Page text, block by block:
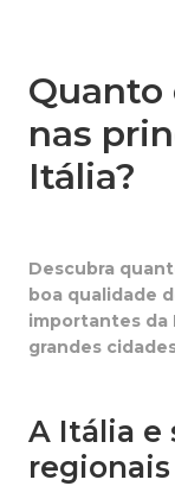
Quanto
nas
Itália?
Descubra
boa qualidade
importantes da
grandes
A Itália e
regionais